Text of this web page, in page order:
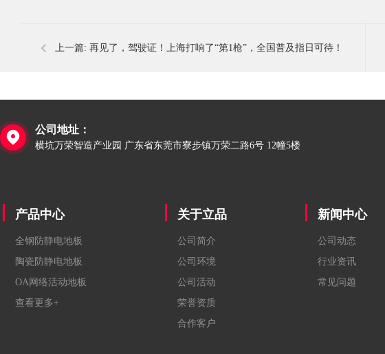
上一篇: 再见了，驾驶证！上海打响了“第1枪”，全国普及指日可待！

公司地址：
横坑万荣智造产业园 广东省东莞市寮步镇万荣二路6号 12幢5楼
产品中心
全钢防静电地板
陶瓷防静电地板
OA网络活动地板
查看更多+
关于立品
公司简介
公司环境
公司活动
荣誉资质
合作客户
新闻中心
公司动态
行业资讯
常见问题